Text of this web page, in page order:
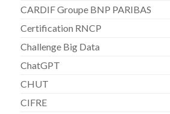
CARDIF Groupe BNP PARIBAS
Certification RNCP
Challenge Big Data
ChatGPT
CHUT
CIFRE